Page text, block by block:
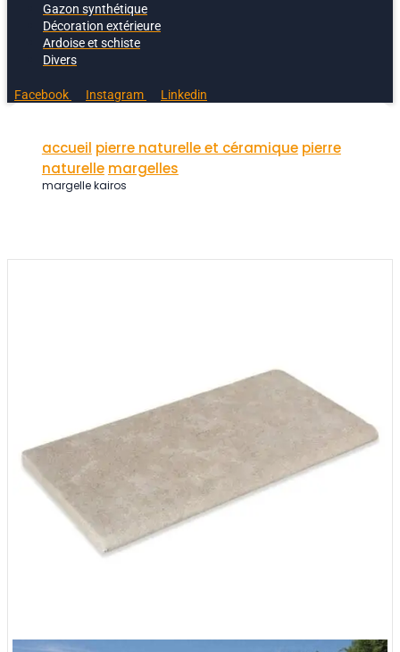
Gazon synthétique
Décoration extérieure
Ardoise et schiste
Divers
Facebook Instagram Linkedin
accueil pierre naturelle et céramique pierre
naturelle margelles
margelle kairos